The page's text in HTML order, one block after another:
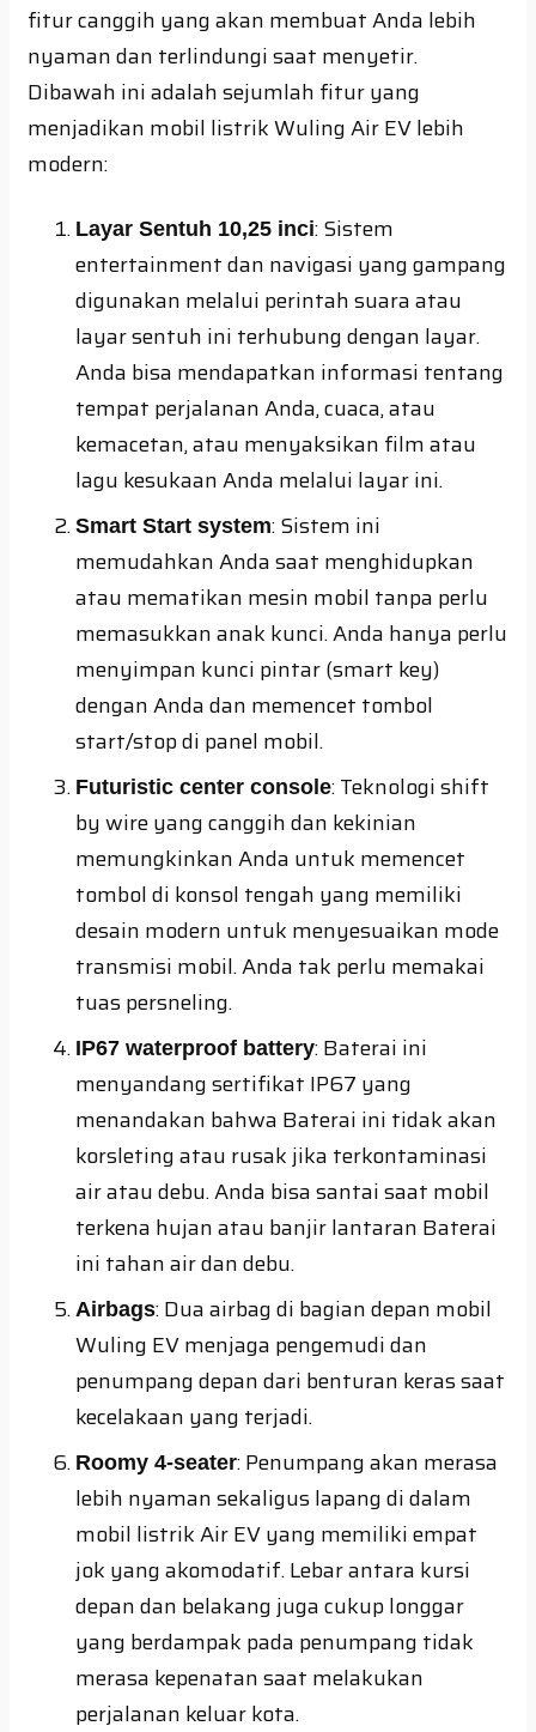
fitur canggih yang akan membuat Anda lebih
nyaman dan terlindungi saat menyetir.
Dibawah ini adalah sejumlah fitur yang
menjadikan mobil listrik Wuling Air EV lebih
modern:
Layar Sentuh 10,25 inci: Sistem
entertainment dan navigasi yang gampang
digunakan melalui perintah suara atau
layar sentuh ini terhubung dengan layar.
Anda bisa mendapatkan informasi tentang
tempat perjalanan Anda, cuaca, atau
kemacetan, atau menyaksikan film atau
lagu kesukaan Anda melalui layar ini.
Smart Start system: Sistem ini
memudahkan Anda saat menghidupkan
atau mematikan mesin mobil tanpa perlu
memasukkan anak kunci. Anda hanya perlu
menyimpan kunci pintar (smart key)
dengan Anda dan memencet tombol
start/stop di panel mobil.
Futuristic center console: Teknologi shift
by wire yang canggih dan kekinian
memungkinkan Anda untuk memencet
tombol di konsol tengah yang memiliki
desain modern untuk menyesuaikan mode
transmisi mobil. Anda tak perlu memakai
tuas persneling.
IP67 waterproof battery: Baterai ini
menyandang sertifikat IP67 yang
menandakan bahwa Baterai ini tidak akan
korsleting atau rusak jika terkontaminasi
air atau debu. Anda bisa santai saat mobil
terkena hujan atau banjir lantaran Baterai
ini tahan air dan debu.
Airbags: Dua airbag di bagian depan mobil
Wuling EV menjaga pengemudi dan
penumpang depan dari benturan keras saat
kecelakaan yang terjadi.
Roomy 4-seater: Penumpang akan merasa
lebih nyaman sekaligus lapang di dalam
mobil listrik Air EV yang memiliki empat
jok yang akomodatif. Lebar antara kursi
depan dan belakang juga cukup longgar
yang berdampak pada penumpang tidak
merasa kepenatan saat melakukan
perjalanan keluar kota.